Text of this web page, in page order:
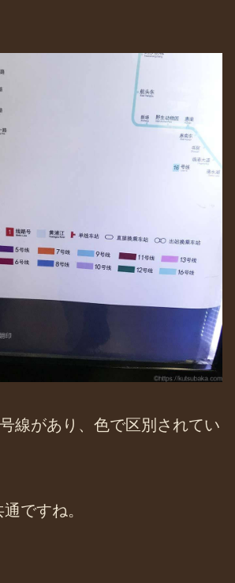
線があり、色で区別されてい
ですね。